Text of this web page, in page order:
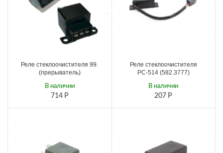
Реле стеклоочистителя 99.
(прерыватель)
714 Р
В наличии
Реле стеклоочистителя
РС-514 (582.3777)
207 Р
В наличии